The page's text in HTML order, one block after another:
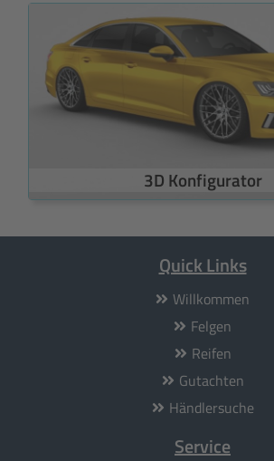
3D Konfigurator
Quick Links
Willkommen
Felgen
Reifen
Gutachten
Händlersuche
Service